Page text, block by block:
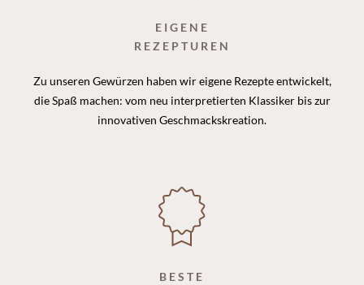
EIGENE
REZEPTUREN
Zu unseren Gewürzen haben wir eigene Rezepte entwickelt,
die Spaß machen: vom neu interpretierten Klassiker bis zur
innovativen Geschmackskreation.
BESTE